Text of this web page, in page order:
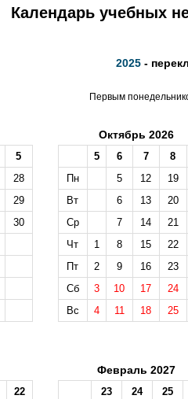
Календарь учебных
2025 -
Первым
5
28
29
30
Октябрь 2026
5 6 7
8
Пн
5 12
19
Вт
6 13
20
Ср
7 14
21
Чт
1 8 15
22
Пт
2 9 16
23
Сб
3 10 17
24
Вс
4 11 18 25
22
Февраль 2027
23 24
25